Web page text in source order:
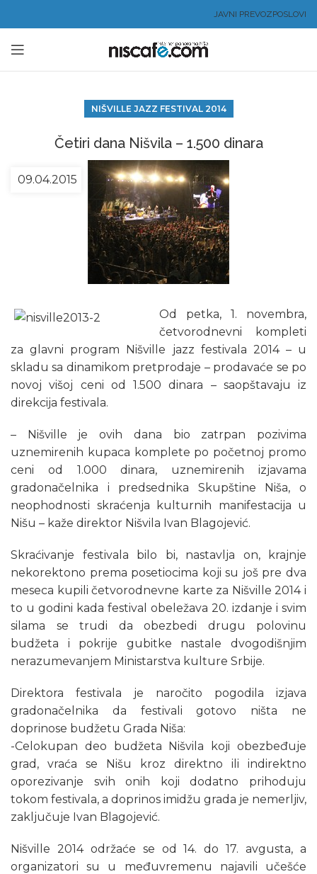
JAVNI PREVOZPOSLOVI
NIŠVILLE JAZZ FESTIVAL 2014
Četiri dana Nišvila – 1.500 dinara
09.04.2015
Od petka, 1. novembra,
četvorodnevni kompleti
za glavni program Nišville jazz festivala 2014 – u
skladu sa dinamikom pretprodaje – prodavaće se po
novoj višoj ceni od 1.500 dinara – saopštavaju iz
direkcija festivala.
– Nišville je ovih dana bio zatrpan pozivima
uznemirenih kupaca komplete po početnoj promo
ceni od 1.000 dinara, uznemirenih izjavama
gradonačelnika i predsednika Skupštine Niša, o
neophodnosti skraćenja kulturnih manifestacija u
Nišu – kaže direktor Nišvila Ivan Blagojević.
Skraćivanje festivala bilo bi, nastavlja on, krajnje
nekorektono prema posetiocima koji su još pre dva
meseca kupili četvorodnevne karte za Nišville 2014 i
to u godini kada festival obeležava 20. izdanje i svim
silama se trudi da obezbedi drugu polovinu
budžeta i pokrije gubitke nastale dvogodišnjim
nerazumevanjem Ministarstva kulture Srbije.
Direktora festivala je naročito pogodila izjava
gradonačelnika da festivali gotovo ništa ne
doprinose budžetu Grada Niša:
-Celokupan deo budžeta Nišvila koji obezbeđuje
grad, vraća se Nišu kroz direktno ili indirektno
oporezivanje svih onih koji dodatno prihoduju
tokom festivala, a doprinos imidžu grada je nemerljiv,
zaključuje Ivan Blagojević.
Nišville 2014 održaće se od 14. do 17. avgusta, a
organizatori su u međuvremenu najavili učešće